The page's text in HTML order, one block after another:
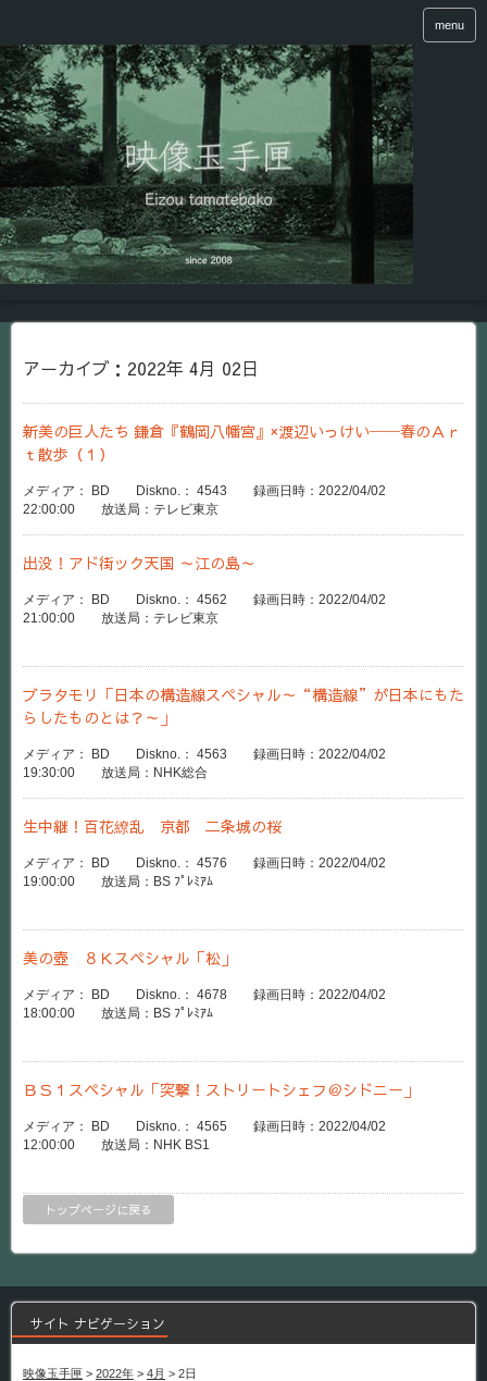
menu
アーカイブ：2022年 4月 02日
新美の巨人たち 鎌倉『鶴岡八幡宮』×渡辺いっけい──春のＡｒ
ｔ散歩（１）
メディア： BD Diskno.： 4543 録画日時：2022/04/02
22:00:00 放送局：テレビ東京
出没！アド街ック天国 ～江の島～
メディア： BD Diskno.： 4562 録画日時：2022/04/02
21:00:00 放送局：テレビ東京
ブラタモリ「日本の構造線スペシャル～“構造線”が日本にもた
らしたものとは？～」
メディア： BD Diskno.： 4563 録画日時：2022/04/02
19:30:00 放送局：NHK総合
生中継！百花繚乱 京都 二条城の桜
メディア： BD Diskno.： 4576 録画日時：2022/04/02
19:00:00 放送局：BS ﾌﾟﾚﾐｱﾑ
美の壺 ８Ｋスペシャル「松」
メディア： BD Diskno.： 4678 録画日時：2022/04/02
18:00:00 放送局：BS ﾌﾟﾚﾐｱﾑ
ＢＳ１スペシャル「突撃！ストリートシェフ＠シドニー」
メディア： BD Diskno.： 4565 録画日時：2022/04/02
12:00:00 放送局：NHK BS1
トップページに戻る
サイト ナビゲーション
映像玉手匣 > 2022年 > 4月 > 2日